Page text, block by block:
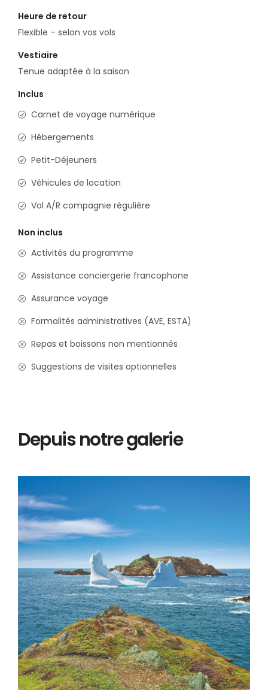
Heure de retour
Flexible – selon vos vols
Vestiaire
Tenue adaptée à la saison
Inclus
Carnet de voyage numérique
Hébergements
Petit-Déjeuners
Véhicules de location
Vol A/R compagnie régulière
Non inclus
Activités du programme
Assistance conciergerie francophone
Assurance voyage
Formalités administratives (AVE, ESTA)
Repas et boissons non mentionnés
Suggestions de visites optionnelles
Depuis notre galerie